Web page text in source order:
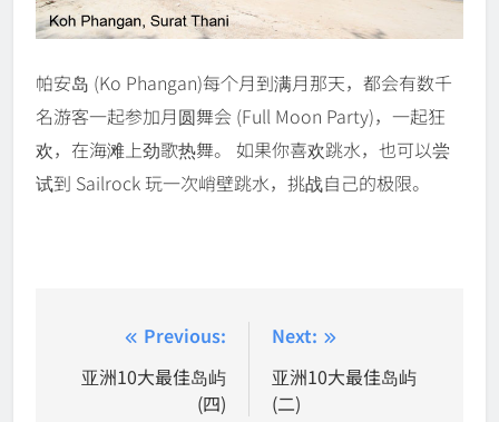
帕安岛 (Ko Phangan)每个月到满月那天，都会有数千
名游客一起参加月圆舞会 (Full Moon Party)，一起狂
欢，在海滩上劲歌热舞。 如果你喜欢跳水，也可以尝
试到 Sailrock 玩一次峭壁跳水，挑战自己的极限。
navigation
Previous:
亚洲10大最佳岛屿
(四)
Next:
亚洲10大最佳岛屿
(二)